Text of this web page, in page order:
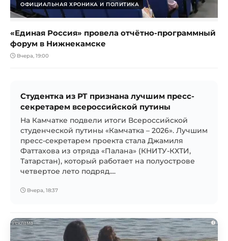
ОФИЦИАЛЬНАЯ ХРОНИКА И ПОЛИТИКА
«Единая Россия» провела отчётно-программный
форум в Нижнекамске
Вчера, 19:00
Студентка из РТ признана лучшим пресс-
секретарем всероссийской путины
На Камчатке подвели итоги Всероссийской
студенческой путины «Камчатка – 2026». Лучшим
пресс-секретарем проекта стала Джамиля
Фаттахова из отряда «Палана» (КНИТУ-КХТИ,
Татарстан), который работает на полуострове
четвертое лето подряд....
Вчера, 18:37
i